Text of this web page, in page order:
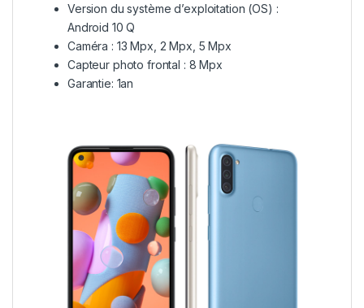
Version du système d’exploitation (OS) :
Android 10 Q
Caméra : 13 Mpx, 2 Mpx, 5 Mpx
Capteur photo frontal : 8 Mpx
Garantie: 1an